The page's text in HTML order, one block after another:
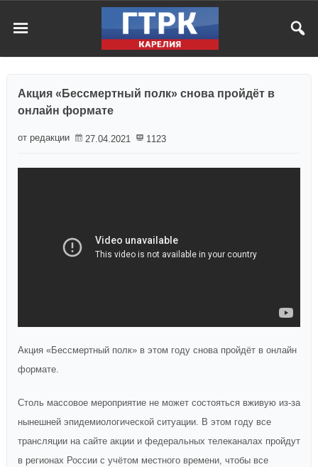
Акция «Бессмертный полк» снова пройдёт в
онлайн формате
от редакции 27.04.2021 1123
Акция «Бессмертный полк» в этом году снова пройдёт в онлайн
формате.
Столь массовое мероприятие не может состояться вживую из-за
нынешней эпидемиологической ситуации. В этом году все
трансляции на сайте акции и федеральных телеканалах пройдут
в регионах России с учётом местного времени, чтобы все